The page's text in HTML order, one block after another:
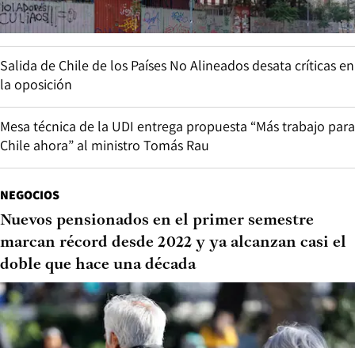
Salida de Chile de los Países No Alineados desata críticas en
la oposición
Mesa técnica de la UDI entrega propuesta “Más trabajo para
Chile ahora” al ministro Tomás Rau
NEGOCIOS
Nuevos pensionados en el primer semestre
marcan récord desde 2022 y ya alcanzan casi el
doble que hace una década